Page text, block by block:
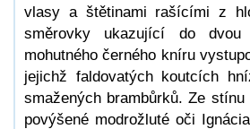
vlasy a štětinami rašícími z
směrovky ukazující do dvou
mohutného černého kníru
jejichž faldovatých koutcích
smažených brambůrků. Ze
povýšené modrožluté oči